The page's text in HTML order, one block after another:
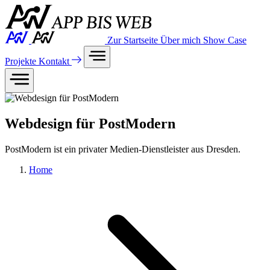
Zur Startseite Über mich Show Case
Projekte Kontakt
Webdesign für PostModern
PostModern ist ein privater Medien-Dienstleister aus Dresden.
Home